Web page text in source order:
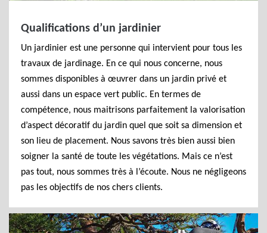
Qualifications d’un jardinier
Un jardinier est une personne qui intervient pour tous les
travaux de jardinage. En ce qui nous concerne, nous
sommes disponibles à œuvrer dans un jardin privé et
aussi dans un espace vert public. En termes de
compétence, nous maitrisons parfaitement la valorisation
d’aspect décoratif du jardin quel que soit sa dimension et
son lieu de placement. Nous savons très bien aussi bien
soigner la santé de toute les végétations. Mais ce n’est
pas tout, nous sommes très à l’écoute. Nous ne négligeons
pas les objectifs de nos chers clients.